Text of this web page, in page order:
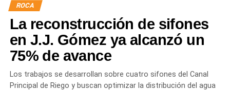
ROCA
La reconstrucción de sifones
en J.J. Gómez ya alcanzó un
75% de avance
Los trabajos se desarrollan sobre cuatro sifones del Canal
Principal de Riego y buscan optimizar la distribución del agua